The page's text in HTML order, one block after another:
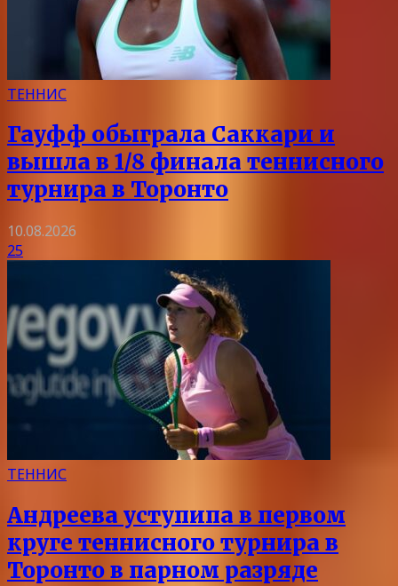
ТЕННИС
Гауфф обыграла Саккари и
вышла в 1/8 финала теннисного
турнира в Торонто
10.08.2026
25
ТЕННИС
Андреева уступипа в первом
круге теннисного турнира в
Торонто в парном разряде